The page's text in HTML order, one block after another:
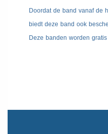
Doordat de band vanaf de
biedt deze band ook
Deze banden worden gratis